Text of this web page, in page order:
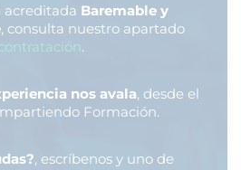
acreditada Baremable y
, consulta nuestro apartado
.
nos avala, desde el
Formación.
, escríbenos y uno de